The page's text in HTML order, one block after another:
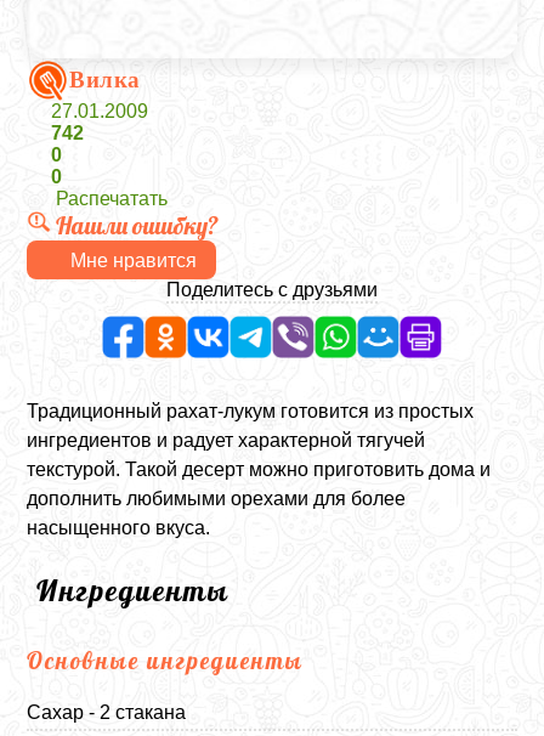
Вилка
27.01.2009
742
0
0
Распечатать
Нашли ошибку?
Мне нравится
Поделитесь с друзьями
Традиционный рахат-лукум готовится из простых
ингредиентов и радует характерной тягучей
текстурой. Такой десерт можно приготовить дома и
дополнить любимыми орехами для более
насыщенного вкуса.
Ингредиенты
Основные ингредиенты
Сахар - 2 стакана